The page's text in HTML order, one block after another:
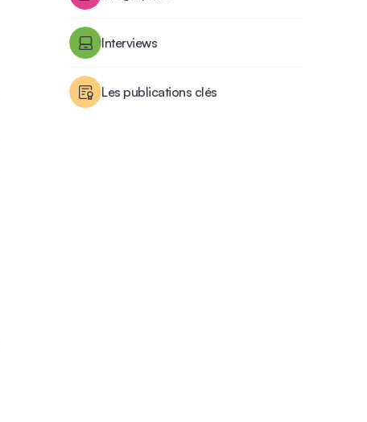
Interviews
Les publications clés